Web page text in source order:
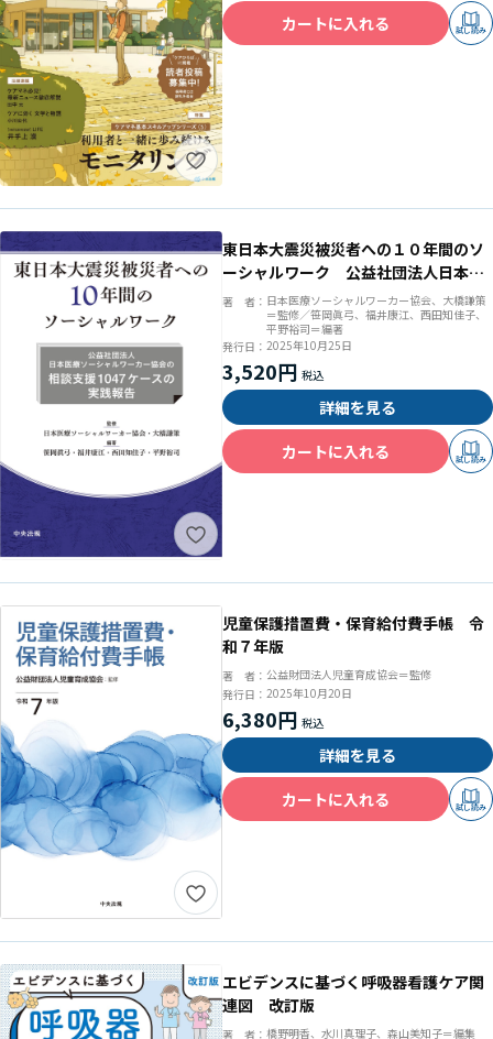
カートに入れる
試し読み
東日本大震災被災者への１０年間のソ
ーシャルワーク 公益社団法人日本医
療ソーシャルワーカー協会の相談支援
１０４７ケースの実践報告
著 者： 日本医療ソーシャルワーカー協会、大橋謙策
＝監修／笹岡眞弓、福井康江、西田知佳子、
平野裕司＝編著
発行日： 2025年10月25日
3,520円
詳細を見る
カートに入れる
試し読み
児童保護措置費・保育給付費手帳 令
和７年版
著 者： 公益財団法人児童育成協会＝監修
発行日： 2025年10月20日
6,380円
詳細を見る
カートに入れる
試し読み
エビデンスに基づく呼吸器看護ケア関
連図 改訂版
著 者： 橋野明香、水川真理子、森山美知子＝編集